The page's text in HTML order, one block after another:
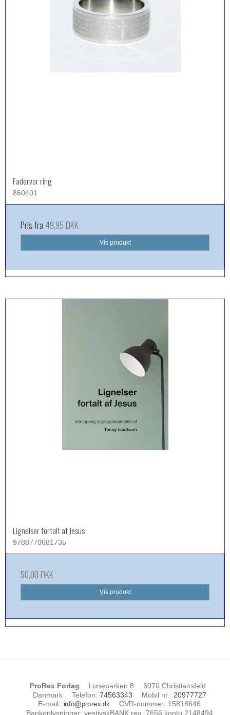
Fadervor ring
860401
Pris fra 49,95 DKK
Vis produkt
Lignelser fortalt af Jesus
9788770681735
50,00 DKK
Vis produkt
ProRex Forlag Luneparken 8
6070 Christiansfeld
Danmark
Telefon: 74563343 Mobil nr. : 20977727
E-mail: CVR-nummer: 15818646
Bankoplysninger: vestjyskBANK reg. 7656 konto 2148494